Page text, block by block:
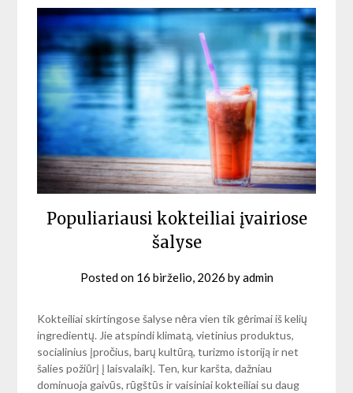
Populiariausi kokteiliai įvairiose
šalyse
Posted on 16 birželio, 2026 byadmin
Kokteiliai skirtingose šalyse nėra vien tik gėrimai iš kelių
ingredientų. Jie atspindi klimatą, vietinius produktus,
socialinius įpročius, barų kultūrą, turizmo istoriją ir net
šalies požiūrį į laisvalaikį. Ten, kur karšta, dažniau
dominuoja gaivūs, rūgštūs ir vaisiniai kokteiliai su daug